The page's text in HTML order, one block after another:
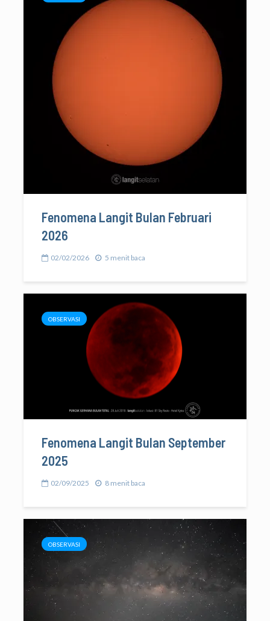
Fenomena Langit Bulan Februari
2026
02/02/2026 5 menit baca
OBSERVASI
Fenomena Langit Bulan September
2025
02/09/2025 8 menit baca
OBSERVASI